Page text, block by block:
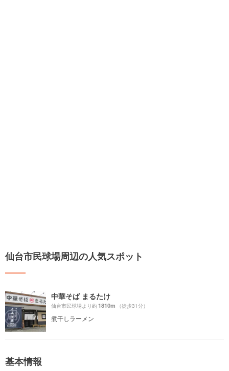
仙台市民球場周辺の人気スポット
中華そば まるたけ
仙台市民球場より約1810m （徒歩31分）
煮干しラーメン
基本情報